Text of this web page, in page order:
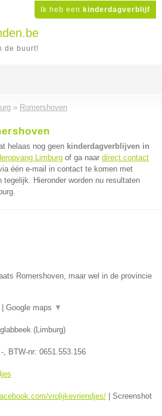
Ik heb een kinderdagverblijf
de buurt!
» Romershoven
helaas nog geen kinderdagverblijven in
Limburg of ga naar direct contact
één e-mail in contact te komen met
tegelijk. Hieronder worden nu resultaten
Romershoven, maar wel in de provincie
Google maps ▼
(Limburg)
-, BTW-nr: 0651.553.156
vrolijkevriendjes/
Screenshot